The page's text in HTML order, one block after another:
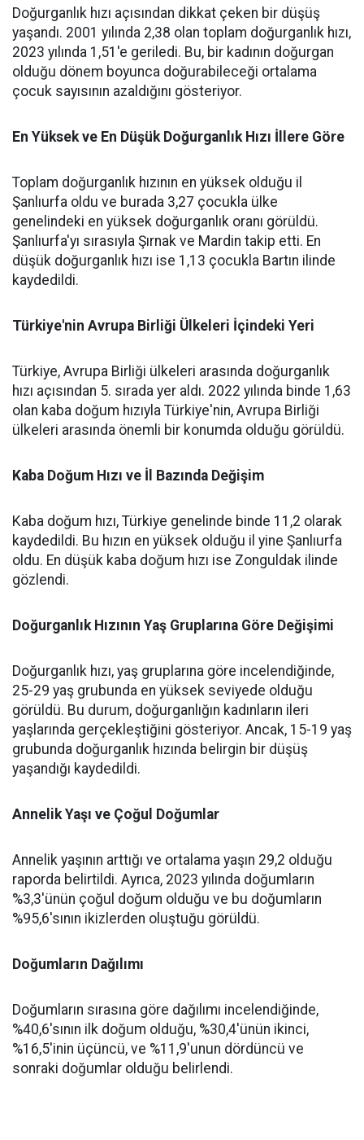
Doğurganlık hızı açısından dikkat çeken bir düşüş
yaşandı. 2001 yılında 2,38 olan toplam doğurganlık hızı,
2023 yılında 1,51'e geriledi. Bu, bir kadının doğurgan
olduğu dönem boyunca doğurabileceği ortalama
çocuk sayısının azaldığını gösteriyor.
En Yüksek ve En Düşük Doğurganlık Hızı İllere Göre
Toplam doğurganlık hızının en yüksek olduğu il
Şanlıurfa oldu ve burada 3,27 çocukla ülke
genelindeki en yüksek doğurganlık oranı görüldü.
Şanlıurfa'yı sırasıyla Şırnak ve Mardin takip etti. En
düşük doğurganlık hızı ise 1,13 çocukla Bartın ilinde
kaydedildi.
Türkiye'nin Avrupa Birliği Ülkeleri İçindeki Yeri
Türkiye, Avrupa Birliği ülkeleri arasında doğurganlık
hızı açısından 5. sırada yer aldı. 2022 yılında binde 1,63
olan kaba doğum hızıyla Türkiye'nin, Avrupa Birliği
ülkeleri arasında önemli bir konumda olduğu görüldü.
Kaba Doğum Hızı ve İl Bazında Değişim
Kaba doğum hızı, Türkiye genelinde binde 11,2 olarak
kaydedildi. Bu hızın en yüksek olduğu il yine Şanlıurfa
oldu. En düşük kaba doğum hızı ise Zonguldak ilinde
gözlendi.
Doğurganlık Hızının Yaş Gruplarına Göre Değişimi
Doğurganlık hızı, yaş gruplarına göre incelendiğinde,
25-29 yaş grubunda en yüksek seviyede olduğu
görüldü. Bu durum, doğurganlığın kadınların ileri
yaşlarında gerçekleştiğini gösteriyor. Ancak, 15-19 yaş
grubunda doğurganlık hızında belirgin bir düşüş
yaşandığı kaydedildi.
Annelik Yaşı ve Çoğul Doğumlar
Annelik yaşının arttığı ve ortalama yaşın 29,2 olduğu
raporda belirtildi. Ayrıca, 2023 yılında doğumların
%3,3'ünün çoğul doğum olduğu ve bu doğumların
%95,6'sının ikizlerden oluştuğu görüldü.
Doğumların Dağılımı
Doğumların sırasına göre dağılımı incelendiğinde,
%40,6'sının ilk doğum olduğu, %30,4'ünün ikinci,
%16,5'inin üçüncü, ve %11,9'unun dördüncü ve
sonraki doğumlar olduğu belirlendi.